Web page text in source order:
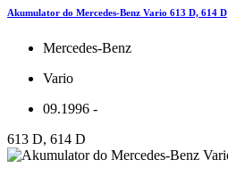
Akumulator do Mercedes-Benz Vario 613 D, 614 D
Mercedes-Benz
Vario
09.1996 -
613 D, 614 D